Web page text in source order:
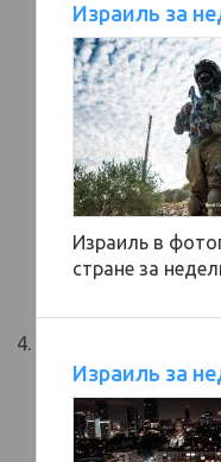
Израиль за
Израиль в
стране за
Израиль за